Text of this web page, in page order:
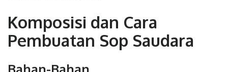
Komposisi dan Cara
Pembuatan Sop Saudara